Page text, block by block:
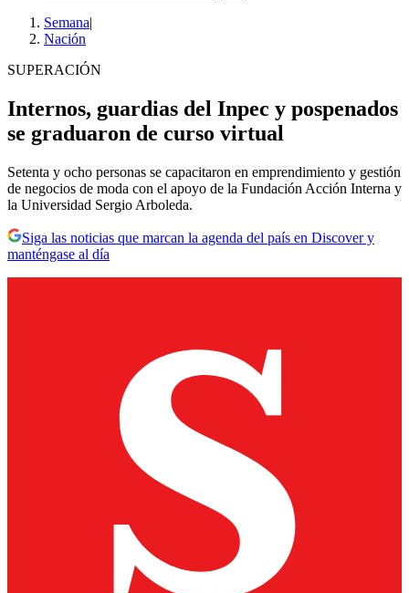
Semana|
Nación
SUPERACIÓN
Internos, guardias del Inpec y pospenados
se graduaron de curso virtual
Setenta y ocho personas se capacitaron en emprendimiento y gestión
de negocios de moda con el apoyo de la Fundación Acción Interna y
la Universidad Sergio Arboleda.
Siga las noticias que marcan la agenda del país en Discover y
manténgase al día